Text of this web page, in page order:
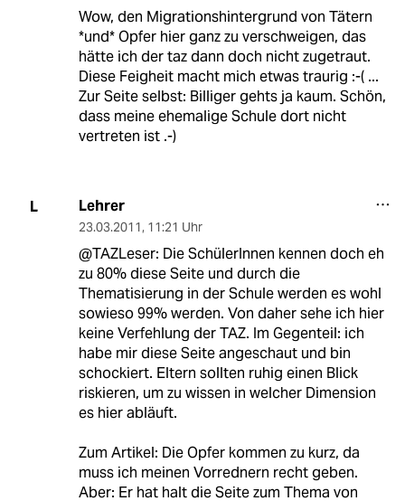
Wow, den Migrationshintergrund von Tätern
*und* Opfer hier ganz zu verschweigen, das
hätte ich der taz dann doch nicht zugetraut.
Diese Feigheit macht mich etwas traurig :-( ...
Zur Seite selbst: Billiger gehts ja kaum. Schön,
dass meine ehemalige Schule dort nicht
vertreten ist .-)
L Lehrer
23.03.2011, 11:21 Uhr
@TAZLeser: Die SchülerInnen kennen doch eh
zu 80% diese Seite und durch die
Thematisierung in der Schule werden es wohl
sowieso 99% werden. Von daher sehe ich hier
keine Verfehlung der TAZ. Im Gegenteil: ich
habe mir diese Seite angeschaut und bin
schockiert. Eltern sollten ruhig einen Blick
riskieren, um zu wissen in welcher Dimension
es hier abläuft.
Zum Artikel: Die Opfer kommen zu kurz, da
muss ich meinen Vorrednern recht geben.
Aber: Er hat halt die Seite zum Thema von